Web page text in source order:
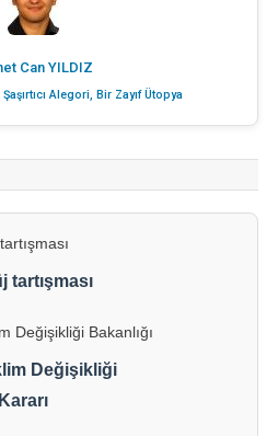
Can YILDIZ
Şaşırtıcı Alegori, Bir Zayıf Ütopya
tartışması
Değişikliği